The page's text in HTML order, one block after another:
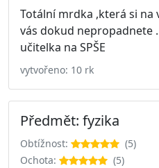
Totální mrdka ,která si na
vás dokud nepropadnete
učitelka na SPŠE
vytvořeno: 10 rk
Předmět: fyzika
Obtížnost:
(5)
Ochota:
(5)